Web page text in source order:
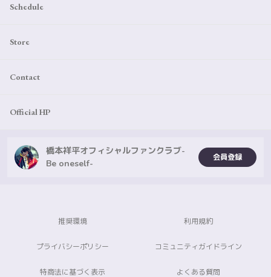
Schedule
Store
Contact
Official HP
橋本祥平オフィシャルファンクラブ-
Be oneself-
会員登録
推奨環境 利用規約
プライバシーポリシー コミュニティガイドライン
特商法に基づく表示 よくある質問